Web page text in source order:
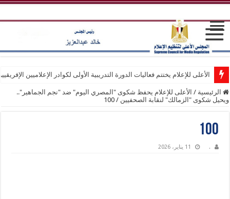
الأعلى للإعلام يختتم فعاليات الدورة التدريبية الأولى لكوادر الإعلاميين
الرئيسية / الأعلى للإعلام يحفظ شكوى "المصري اليوم" ضد "نجم الجماهير"..
ويحيل شكوى "الزمالك" لنقابة الصحفيين /
100
100
. 11 يناير، 2026